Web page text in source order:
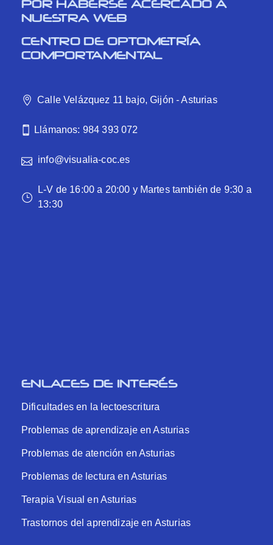
POR HABERSE ACERCADO A
NUESTRA WEB
CENTRO DE OPTOMETRÍA
COMPORTAMENTAL
Calle Velázquez 11 bajo, Gijón - Asturias
Llámanos: 984 393 072
info@visualia-coc.es
L-V de 16:00 a 20:00 y Martes también de 9:30 a
13:30
ENLACES DE INTERÉS
Dificultades en la lectoescritura
Problemas de aprendizaje en Asturias
Problemas de atención en Asturias
Problemas de lectura en Asturias
Terapia Visual en Asturias
Trastornos del aprendizaje en Asturias